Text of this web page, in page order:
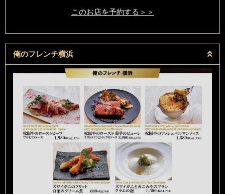
このお店を予約する＞＞
俺のフレンチ横浜